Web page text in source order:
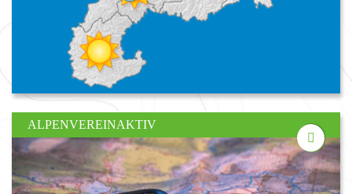
ALPENVEREINAKTIV